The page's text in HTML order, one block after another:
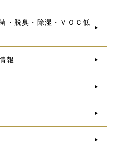
・脱臭・除湿・ＶＯＣ低
報